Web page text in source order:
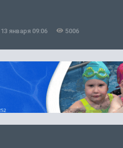
13 января 09:06 5006